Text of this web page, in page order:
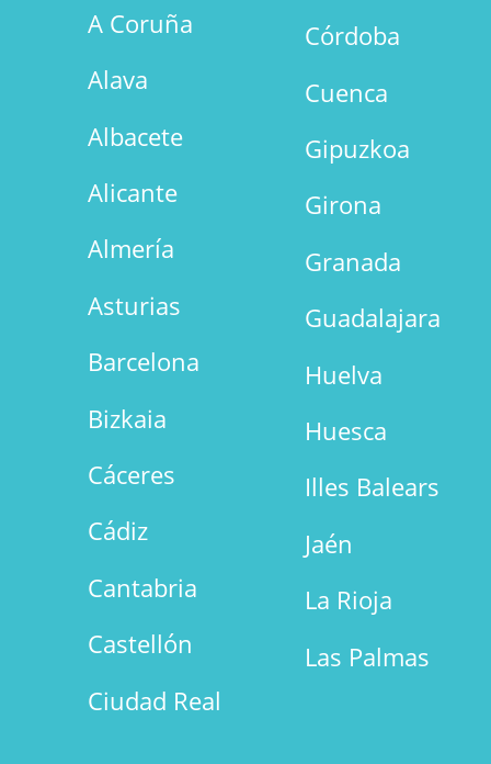
A Coruña
Alava
Albacete
Alicante
Almería
Asturias
Barcelona
Bizkaia
Cáceres
Cádiz
Cantabria
Castellón
Ciudad Real
Córdoba
Cuenca
Gipuzkoa
Girona
Granada
Guadalajara
Huelva
Huesca
Illes Balears
Jaén
La Rioja
Las Palmas